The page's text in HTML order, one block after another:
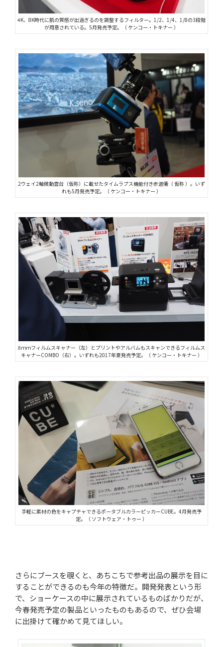
4K、8K時代に肌の質感が出過ぎるのを調整するフィルター。1/2、1/4、1/8の3段階
が用意されている。5月発売予定。（ ケンコー・トキナー ）
2ウェイ2軸微動雲台（仮称）に載せたタイムラプス機能付き赤道儀（ 仮称 ）。いず
れも5月発売予定。（ ケンコー・トキナー ）
8ｍｍフィルムスキャナー（左）とプリントやアルバムもスキャンできるフィルムス
キャナーCOMBO（右）。いずれも2017年夏発売予定。（ ケンコー・トキナー ）
手軽に素材の色をキャプチャできるポータブルカラーピッカーCUBE。4月発売予
定。（ ソフトウェア・トゥー ）
さらにブースを覗くと、あちこちで参考出品の展示を目に
することができるのも今年の特徴だ。開発発表という形
で、ショーケースの中に展示されているものばかりだが、
今春発売予定の製品といったものもあるので、ぜひ会場
に出掛けて確かめて見てほしい。